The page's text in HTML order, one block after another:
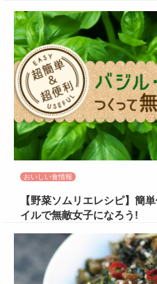
おいしい食情報
【野菜ソムリエレシピ】簡
イルで無敵女子になろう!